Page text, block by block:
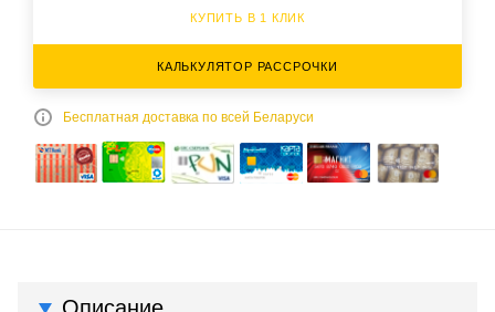
КУПИТЬ В 1 КЛИК
КАЛЬКУЛЯТОР РАССРОЧКИ
Бесплатная доставка по всей Беларуси